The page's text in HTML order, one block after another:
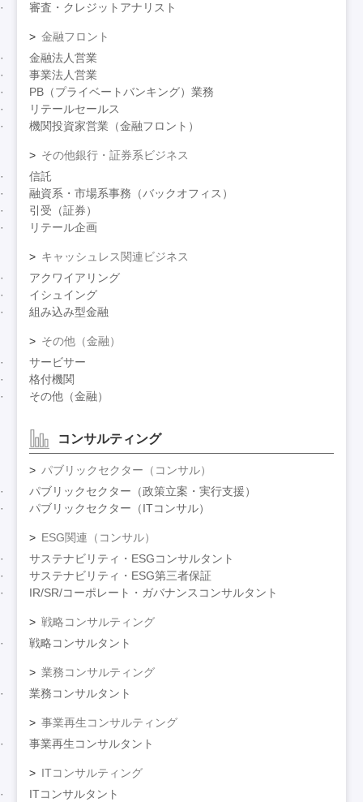
審査・クレジットアナリスト
金融フロント
金融法人営業
事業法人営業
PB（プライベートバンキング）業務
リテールセールス
機関投資家営業（金融フロント）
その他銀行・証券系ビジネス
信託
融資系・市場系事務（バックオフィス）
引受（証券）
リテール企画
キャッシュレス関連ビジネス
アクワイアリング
イシュイング
組み込み型金融
その他（金融）
サービサー
格付機関
その他（金融）
コンサルティング
パブリックセクター（コンサル）
パブリックセクター（政策立案・実行支援）
パブリックセクター（ITコンサル）
ESG関連（コンサル）
サステナビリティ・ESGコンサルタント
サステナビリティ・ESG第三者保証
IR/SR/コーポレート・ガバナンスコンサルタント
戦略コンサルティング
戦略コンサルタント
業務コンサルティング
業務コンサルタント
事業再生コンサルティング
事業再生コンサルタント
ITコンサルティング
ITコンサルタント